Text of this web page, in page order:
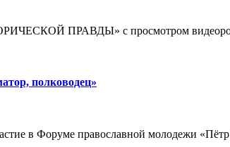
ПРАВДЫ» с просмотром
полководец»
в Форуме православной молодежи